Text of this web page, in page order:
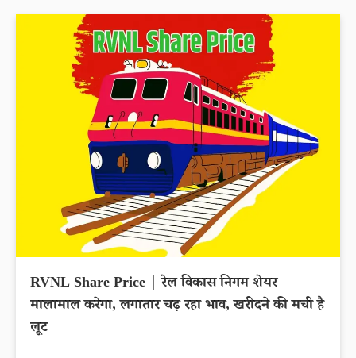
RVNL Share Price | रेल विकास निगम शेयर
मालामाल करेगा, लगातार चढ़ रहा भाव, खरीदने की मची है
लूट